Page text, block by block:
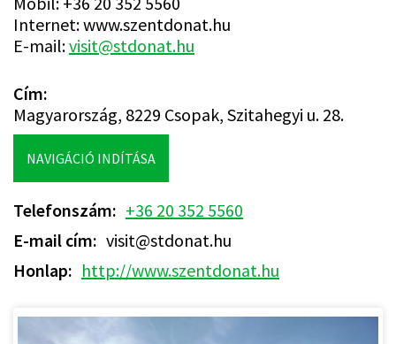
Internet: www.szentdonat.hu
E-mail:visit@stdonat.hu
Cím
Magyarország, 8229 Csopak, Szitahegyi u. 28.
NAVIGÁCIÓ INDÍTÁSA
Telefonszám
+36 20 352 5560
E-mail cím
visit@stdonat.hu
Honlap
http://www.szentdonat.hu